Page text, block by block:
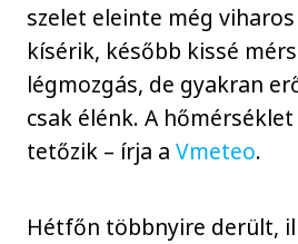
szelet eleinte még
kísérik, később kissé
légmozgás, de gyakran
csak élénk. A hőmérséklet
tetőzik – írja aVmeteo.
Hétfőn többnyire derült,